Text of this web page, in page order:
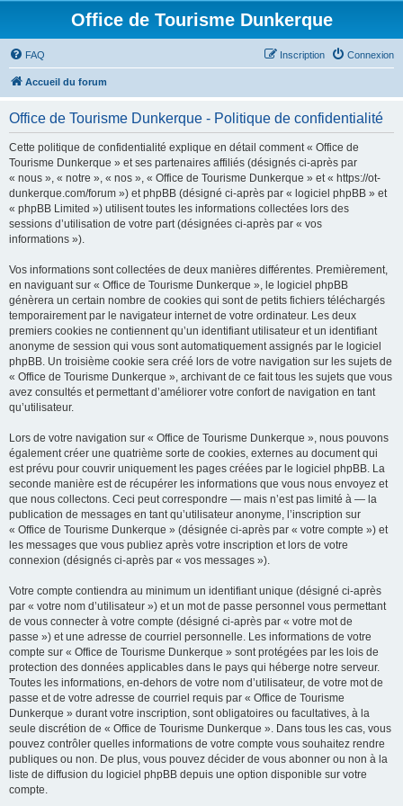
Office de Tourisme Dunkerque
FAQ Connexion
Inscription
Accueil du forum
Office de Tourisme Dunkerque - Politique de confidentialité
Cette politique de confidentialité explique en détail comment « Office de
Tourisme Dunkerque » et ses partenaires affiliés (désignés ci-après par
« nous », « notre », « nos », « Office de Tourisme Dunkerque » et « https://ot-
dunkerque.com/forum ») et phpBB (désigné ci-après par « logiciel phpBB » et
« phpBB Limited ») utilisent toutes les informations collectées lors des
sessions d’utilisation de votre part (désignées ci-après par « vos
informations »).
Vos informations sont collectées de deux manières différentes. Premièrement,
en naviguant sur « Office de Tourisme Dunkerque », le logiciel phpBB
génèrera un certain nombre de cookies qui sont de petits fichiers téléchargés
temporairement par le navigateur internet de votre ordinateur. Les deux
premiers cookies ne contiennent qu’un identifiant utilisateur et un identifiant
anonyme de session qui vous sont automatiquement assignés par le logiciel
phpBB. Un troisième cookie sera créé lors de votre navigation sur les sujets de
« Office de Tourisme Dunkerque », archivant de ce fait tous les sujets que vous
avez consultés et permettant d’améliorer votre confort de navigation en tant
qu’utilisateur.
Lors de votre navigation sur « Office de Tourisme Dunkerque », nous pouvons
également créer une quatrième sorte de cookies, externes au document qui
est prévu pour couvrir uniquement les pages créées par le logiciel phpBB. La
seconde manière est de récupérer les informations que vous nous envoyez et
que nous collectons. Ceci peut correspondre — mais n’est pas limité à — la
publication de messages en tant qu’utilisateur anonyme, l’inscription sur
« Office de Tourisme Dunkerque » (désignée ci-après par « votre compte ») et
les messages que vous publiez après votre inscription et lors de votre
connexion (désignés ci-après par « vos messages »).
Votre compte contiendra au minimum un identifiant unique (désigné ci-après
par « votre nom d’utilisateur ») et un mot de passe personnel vous permettant
de vous connecter à votre compte (désigné ci-après par « votre mot de
passe ») et une adresse de courriel personnelle. Les informations de votre
compte sur « Office de Tourisme Dunkerque » sont protégées par les lois de
protection des données applicables dans le pays qui héberge notre serveur.
Toutes les informations, en-dehors de votre nom d’utilisateur, de votre mot de
passe et de votre adresse de courriel requis par « Office de Tourisme
Dunkerque » durant votre inscription, sont obligatoires ou facultatives, à la
seule discrétion de « Office de Tourisme Dunkerque ». Dans tous les cas, vous
pouvez contrôler quelles informations de votre compte vous souhaitez rendre
publiques ou non. De plus, vous pouvez décider de vous abonner ou non à la
liste de diffusion du logiciel phpBB depuis une option disponible sur votre
compte.